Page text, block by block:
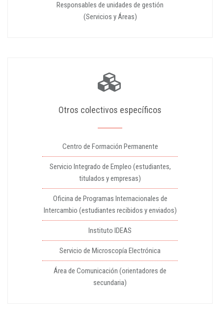
Responsables de unidades de gestión
(Servicios y Áreas)
Otros colectivos específicos
Centro de Formación Permanente
Servicio Integrado de Empleo (estudiantes,
titulados y empresas)
Oficina de Programas Internacionales de
Intercambio (estudiantes recibidos y enviados)
Instituto IDEAS
Servicio de Microscopía Electrónica
Área de Comunicación (orientadores de
secundaria)